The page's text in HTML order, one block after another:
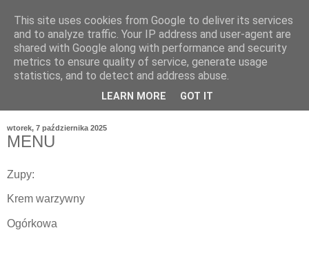
wtorek, 7 października 2025
MENU
Zupy:
Krem warzywny
Ogórkowa
This site uses cookies from Google to deliver its services
and to analyze traffic. Your IP address and user-agent are
shared with Google along with performance and security
metrics to ensure quality of service, generate usage
statistics, and to detect and address abuse.
LEARN MORE GOT IT